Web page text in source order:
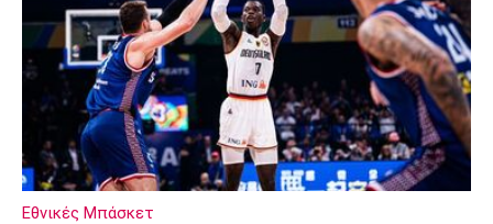
Εθνικές Μπάσκετ